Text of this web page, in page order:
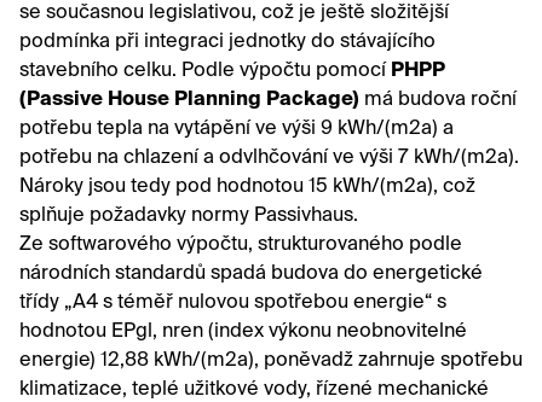
se současnou legislativou, což je ještě složitější
podmínka při integraci jednotky do stávajícího
stavebního celku. Podle výpočtu pomocíPHPP
(Passive House Planning Package) má budova roční
potřebu tepla na vytápění ve výši 9 kWh/(m2a) a
potřebu na chlazení a odvlhčování ve výši 7 kWh/(m2a).
Nároky jsou tedy pod hodnotou 15 kWh/(m2a), což
splňuje požadavky normy Passivhaus.
Ze softwarového výpočtu, strukturovaného podle
národních standardů spadá budova do energetické
třídy „A4 s téměř nulovou spotřebou energie“ s
hodnotou EPgl, nren (index výkonu neobnovitelné
energie) 12,88 kWh/(m2a), poněvadž zahrnuje spotřebu
klimatizace, teplé užitkové vody, řízené mechanické